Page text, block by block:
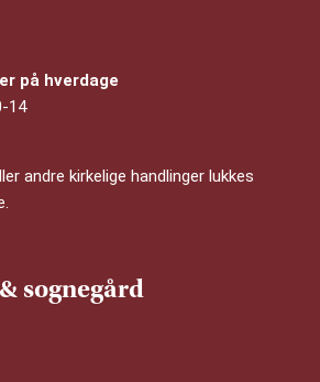
på hverdage
14
andre kirkelige handlinger lukkes
sognegård